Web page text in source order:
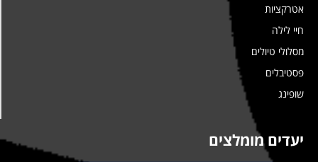
אטרקציות
חיי לילה
מסלולי טיולים
פסטיבלים
שופינג
יעדים מומלצים